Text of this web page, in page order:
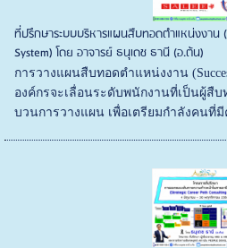
ที่ปรึกษาระบบบริหารแผนสืบทอดตำแหน่งงาน
System) โดย อาจารย์ ธนุเดช ธานี (อ.ต้น)
การวางแผนสืบทอดตำแหน่งงาน
องค์กรจะเลื่อนระดับพนักงานที่เป็นผู้สืบ
บวนการวางแผน เพื่อเตรียมกำลังคนที่